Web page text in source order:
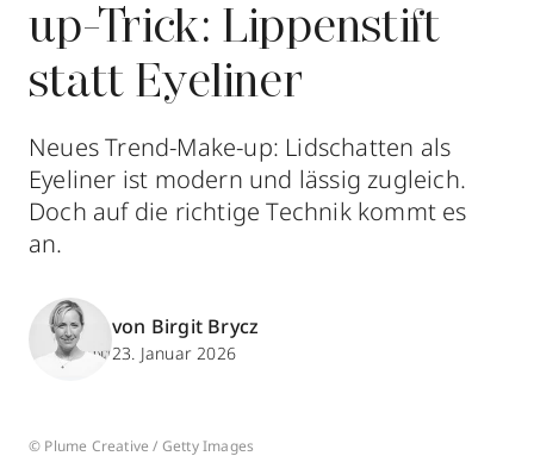
Aktionen
Storefinder
up-Trick: Lippenstift
statt Eyeliner
Neues Trend-Make-up: Lidschatten als
Eyeliner ist modern und lässig zugleich.
Doch auf die richtige Technik kommt es
an.
von Birgit Brycz
23. Januar 2026
© Plume Creative / Getty Images